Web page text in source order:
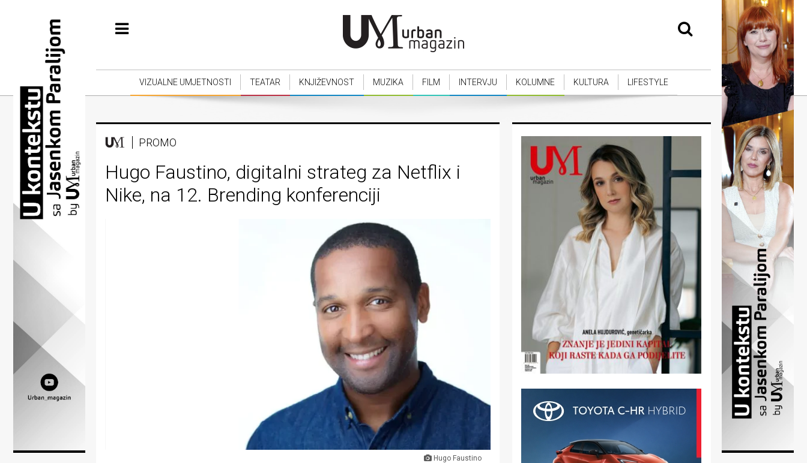
Vizualne
umjetnosti
Teatar
Književnost
Muzika
Film
Intervju
Kolumne
Lifestyle
Beauty
Zdravlje
stolom
u
VIZUALNE UMJETNOSTI TEATAR KNJIŽEVNOST MUZIKA FILM INTERVJU KOLUMNE KULTURA LIFESTYLE
PROMO
Hugo Faustino, digitalni strateg za Netflix i
Nike, na 12. Brending konferenciji
Hugo Faustino